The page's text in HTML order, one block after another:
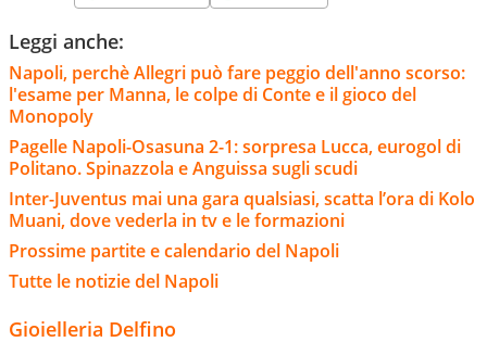
Leggi anche:
Napoli, perchè Allegri può fare peggio dell'anno scorso:
l'esame per Manna, le colpe di Conte e il gioco del
Monopoly
Pagelle Napoli-Osasuna 2-1: sorpresa Lucca, eurogol di
Politano. Spinazzola e Anguissa sugli scudi
Inter-Juventus mai una gara qualsiasi, scatta l’ora di Kolo
Muani, dove vederla in tv e le formazioni
Prossime partite e calendario del Napoli
Tutte le notizie del Napoli
Gioielleria Delfino